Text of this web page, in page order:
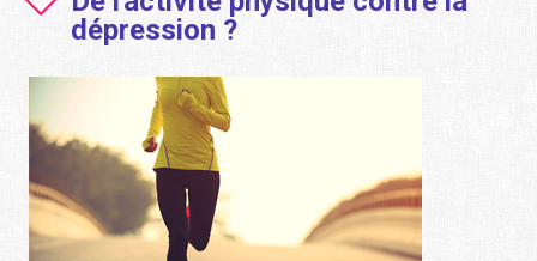
dépression ?